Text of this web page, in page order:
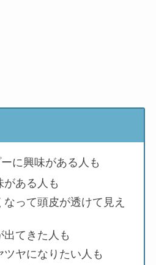
に興味がある人も
がある人も
って頭皮が透けて見え
てきた人も
ツヤになりたい人も